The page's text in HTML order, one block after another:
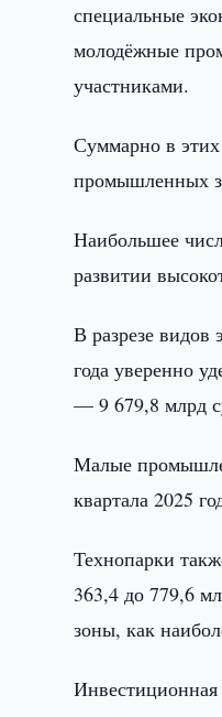
специальные
молодёжные
участниками.
Суммарно в
промышленных
Наибольшее
развитии
В разрезе видов
года уверенно
— 9 679,8 млрд
Малые
квартала 2025
Технопарки
363,4 до 779,6
зоны, как